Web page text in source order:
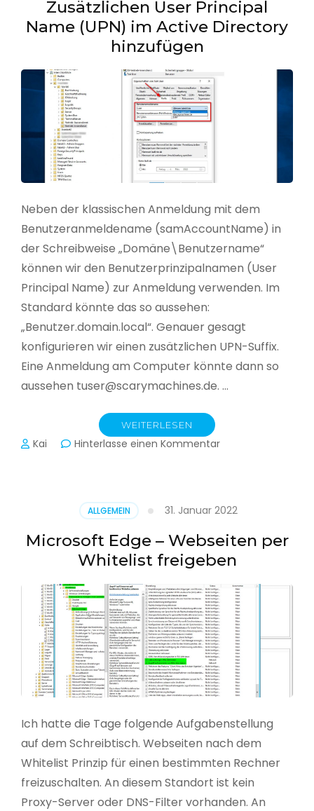
Zusätzlichen User Principal
Name (UPN) im Active Directory
hinzufügen
Neben der klassischen Anmeldung mit dem
Benutzeranmeldename (samAccountName) in
der Schreibweise „Domäne\Benutzername“
können wir den Benutzerprinzipalnamen (User
Principal Name) zur Anmeldung verwenden. Im
Standard könnte das so aussehen:
„Benutzer.domain.local“. Genauer gesagt
konfigurieren wir einen zusätzlichen UPN-Suffix.
Eine Anmeldung am Computer könnte dann so
aussehen tuser@scarymachines.de. …
WEITERLESEN
Kai Hinterlasse einen Kommentarzu
(UPN)
im
Active
Directory
ALLGEMEIN 31. Januar 2022
Microsoft Edge – Webseiten per
Whitelist freigeben
Ich hatte die Tage folgende Aufgabenstellung
auf dem Schreibtisch. Webseiten nach dem
Whitelist Prinzip für einen bestimmten Rechner
freizuschalten. An diesem Standort ist kein
Proxy-Server oder DNS-Filter vorhanden. An